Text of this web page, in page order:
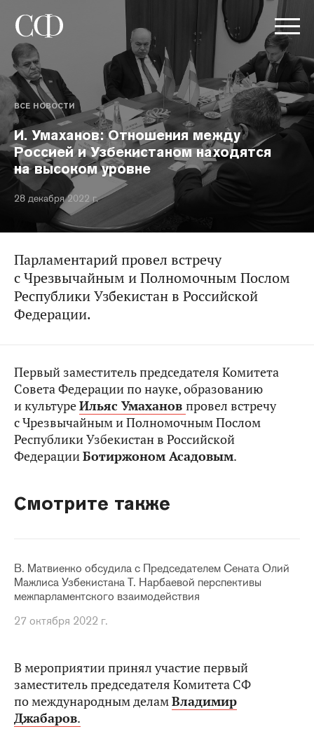
ВСЕ НОВОСТИ
И. Умаханов: Отношения между
Россией и Узбекистаном находятся
на высоком уровне
28 декабря 2022 г.
Парламентарий провел встречу
с Чрезвычайным и Полномочным Послом
Республики Узбекистан в Российской
Федерации.
Первый заместитель председателя Комитета
Совета Федерации по науке, образованию
и культуреИльяс Умаханов провел встречу
с Чрезвычайным и Полномочным Послом
Республики Узбекистан в Российской
ФедерацииБотиржоном Асадовым.
Смотрите также
В. Матвиенко обсудила с Председателем Сената Олий
Мажлиса Узбекистана Т. Нарбаевой перспективы
межпарламентского взаимодействия
27 октября 2022 г.
В мероприятии принял участие первый
заместитель председателя Комитета СФ
по международным деламВладимир
Джабаров.